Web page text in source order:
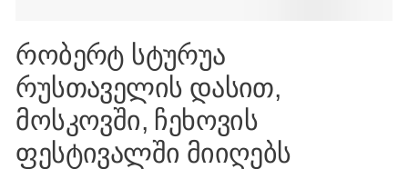
რობერტ სტურუა
რუსთაველის დასით,
მოსკოვში, ჩეხოვის
ფესტივალში მიიღებს